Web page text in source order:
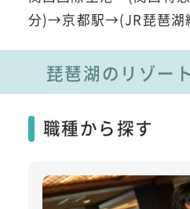
分)→京都駅→(JR琵琶湖
琵琶湖のリゾー
職種から探す